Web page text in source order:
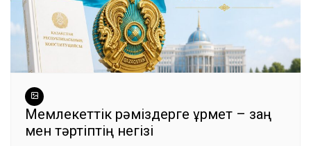
Мемлекеттік рәміздерге құрмет – заң
мен тәртіптің негізі